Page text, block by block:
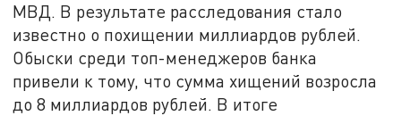
МВД. В результате расследования стало
известно о похищении миллиардов рублей.
Обыски среди топ-менеджеров банка
привели к тому, что сумма хищений возросла
до 8 миллиардов рублей. В итоге